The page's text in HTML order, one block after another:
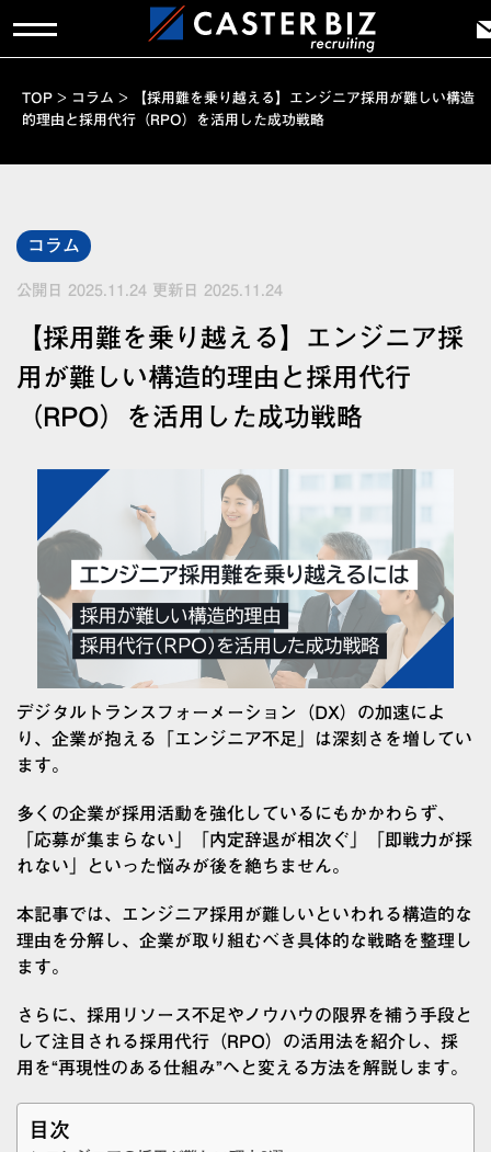
TOP > コラム >
【採用難を乗り越える】エンジニア採用が難しい構造
的理由と採用代行（RPO）を活用した成功戦略
コラム
公開日 2025.11.24 更新日 2025.11.24
【採用難を乗り越える】エンジニア採
用が難しい構造的理由と採用代行
（RPO）を活用した成功戦略
デジタルトランスフォーメーション（DX）の加速によ
り、企業が抱える「エンジニア不足」は深刻さを増してい
ます。
多くの企業が採用活動を強化しているにもかかわらず、
「応募が集まらない」「内定辞退が相次ぐ」「即戦力が採
れない」といった悩みが後を絶ちません。
本記事では、エンジニア採用が難しいといわれる構造的な
理由を分解し、企業が取り組むべき具体的な戦略を整理し
ます。
さらに、採用リソース不足やノウハウの限界を補う手段と
して注目される採用代行（RPO）の活用法を紹介し、採
用を“再現性のある仕組み”へと変える方法を解説します。
目次